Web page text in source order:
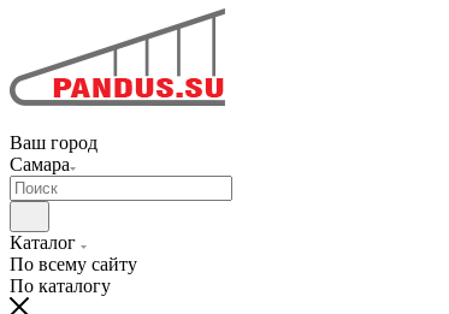
Ваш город
Самара
Каталог
По всему сайту
По каталогу